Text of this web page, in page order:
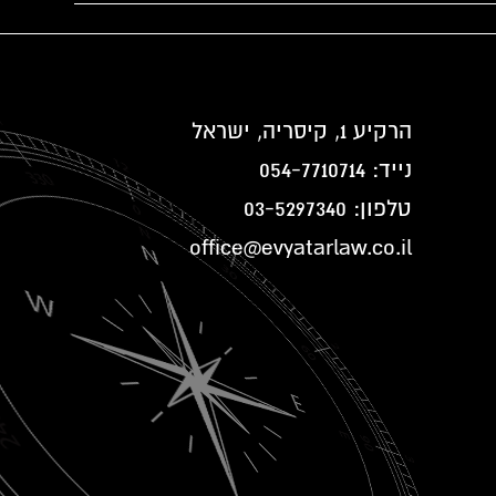
הרקיע 1, קיסריה, ישראל
נייד: 054-7710714
טלפון: 03-5297340
office@evyatarlaw.co.il